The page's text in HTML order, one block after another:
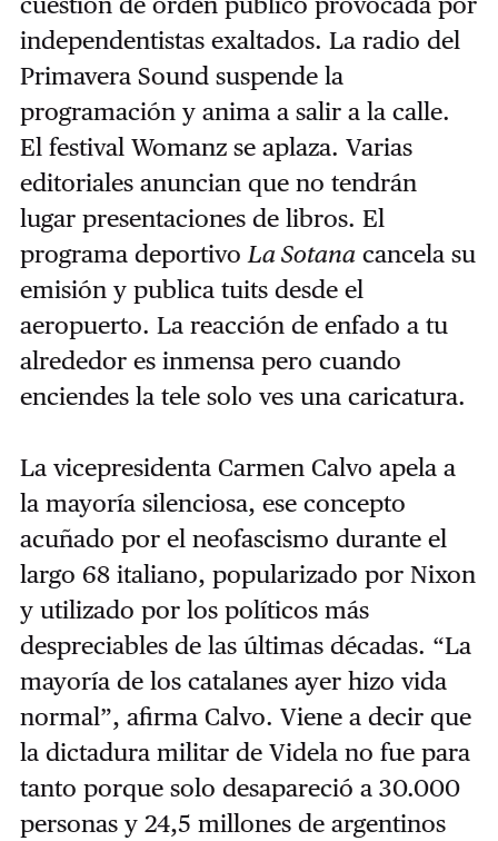
independentistas exaltados. La radio del
Primavera Sound suspende la
programación y anima a salir a la calle.
El festival Womanz se aplaza. Varias
editoriales anuncian que no tendrán
lugar presentaciones de libros. El
programa deportivoLa Sotanacancela su
emisión y publica tuits desde el
aeropuerto. La reacción de enfado a tu
alrededor es inmensa pero cuando
enciendes la tele solo ves una caricatura.
La vicepresidenta Carmen Calvo apela a
la mayoría silenciosa, ese concepto
acuñado por el neofascismo durante el
largo 68 italiano, popularizado por Nixon
y utilizado por los políticos más
despreciables de las últimas décadas. “La
mayoría de los catalanes ayer hizo vida
normal”, afirma Calvo. Viene a decir que
la dictadura militar de Videla no fue para
tanto porque solo desapareció a 30.000
personas y 24,5 millones de argentinos